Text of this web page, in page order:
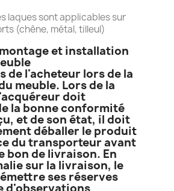
laques sont applicables sur
(chêne, métal, tilleul)
et installation
de l'acheteur lors de la
meuble. Lors de la
doit
la bonne conformité
et de son état, il doit
déballer le produit
du transporteur avant
bon de livraison. En
sur la livraison, le
ses réserves